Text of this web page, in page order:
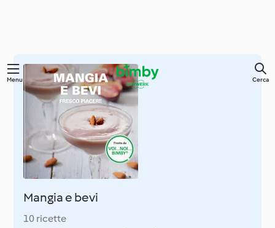
Vai
contenuto
principale
Menu Cerca
Mangia e bevi
10 ricette